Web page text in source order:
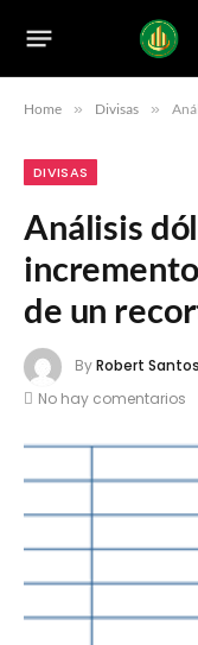
Home » Divisas »
DIVISAS
Análisis
de un
ByRobert Santos
No hay comentarios